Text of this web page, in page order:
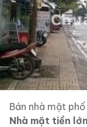
Bán nhà mặt phố
Nhà mặt tiền